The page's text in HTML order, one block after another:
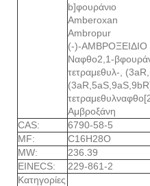
b]φουράνιο
Amberoxan
Ambropur
(-)-ΑΜΒΡΟΞΕΙΔΙΟ
Ναφθο2,1-
τετραμεθυλ-,
Αμβροξάνη
CAS:
6790-58-5
MF:
C16H28O
MW:
236.39
EINECS:
229-861-2
Κατηγορίες